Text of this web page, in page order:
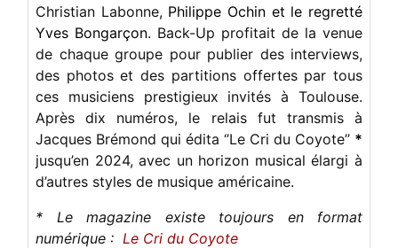
Christian Labonne, Philippe Ochin et le regretté
Yves Bongarçon. Back-Up profitait de la venue
de chaque groupe pour publier des interviews,
des photos et des partitions offertes par tous
ces musiciens prestigieux invités à Toulouse.
Après dix numéros, le relais fut transmis à
Jacques Brémond qui édita ‘’Le Cri du Coyote’’ *
jusqu’en 2024, avec un horizon musical élargi à
d’autres styles de musique américaine.
* Le magazine existe toujours en format
numérique : Le Cri du Coyote